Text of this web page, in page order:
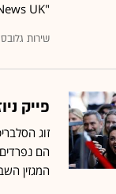
"News UK" וגם את המוציא לאור של ה"דיילי מירור"
שירות גלובס
פייק
הם
המגזין